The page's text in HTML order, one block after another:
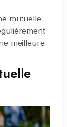
mutuelle
meilleure